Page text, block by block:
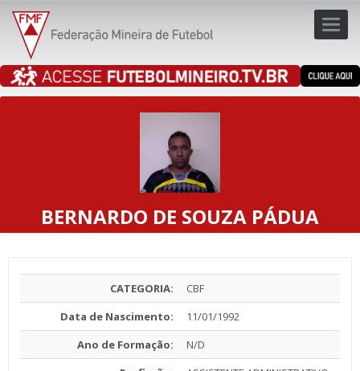
BERNARDO DE SOUZA PÁDUA
CATEGORIA:
CBF
Data de Nascimento:
11/01/1992
Ano de Formação:
N/D